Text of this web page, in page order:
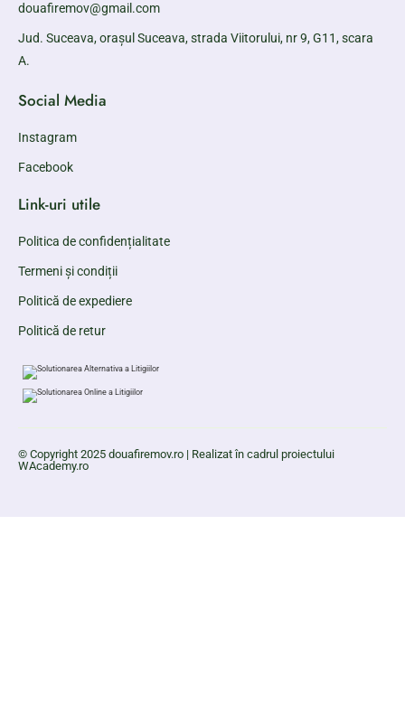
douafiremov@gmail.com
Jud. Suceava, orașul Suceava, strada Viitorului, nr 9, G11, scara
A.
Social Media
Instagram
Facebook
Link-uri utile
Politica de confidențialitate
Termeni și condiții
Politică de expediere
Politică de retur
© Copyright 2025 douafiremov.ro | Realizat în cadrul proiectului
WAcademy.ro